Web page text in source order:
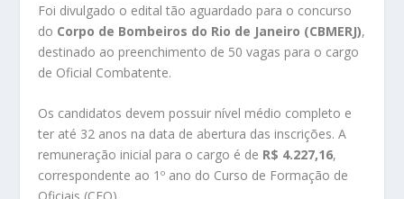
Foi divulgado o edital tão aguardado para o concurso
do Corpo de Bombeiros do Rio de Janeiro (CBMERJ),
destinado ao preenchimento de 50 vagas para o cargo
de Oficial Combatente.
Os candidatos devem possuir nível médio completo e
ter até 32 anos na data de abertura das inscrições. A
remuneração inicial para o cargo é de R$ 4.227,16,
correspondente ao 1º ano do Curso de Formação de